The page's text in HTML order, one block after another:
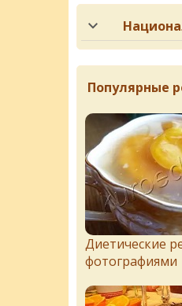
Популярные
Диетические
фотографиями